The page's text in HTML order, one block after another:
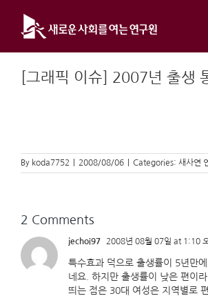
content
[그래픽 이슈] 2007년 출생
By koda7752 2008/08/06 Categories: 새사연
2 Comments
jechoi97 2008년 08월 07일 at 1:10
특수효과 덕으로 출생률이 5년만
네요. 하지만 출생률이 낮은 편이
띄는 점은 30대 여성은 지역별로